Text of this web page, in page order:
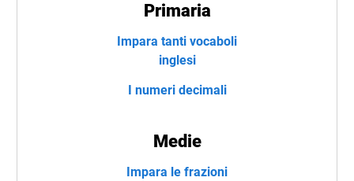
Primaria
Impara tanti vocaboli
inglesi
I numeri decimali
Medie
Impara le frazioni